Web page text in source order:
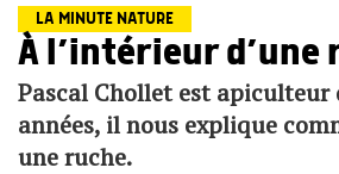
LA MINUTE NATURE
À l’intérieur d’une
Pascal Chollet est apiculteur
années, il nous explique
une ruche.